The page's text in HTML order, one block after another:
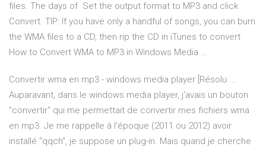
files. The days of Set the output format to MP3 and click
Convert. TIP: If you have only a handful of songs, you can burn
the WMA files to a CD, then rip the CD in iTunes to convert
How to Convert WMA to MP3 in Windows Media …
Convertir wma en mp3 - windows media player [Résolu ...
Auparavant, dans le windows media player, j'avais un bouton
"convertir" qui me permettait de convertir mes fichiers wma
en mp3. Je me rappelle à l'époque (2011 ou 2012) avoir
installé "qqch", je suppose un plug-in. Mais quand je cherche